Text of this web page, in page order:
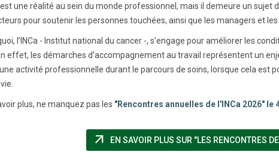
est une réalité au sein du monde professionnel, mais il demeure un sujet
pour soutenir les personnes touchées, ainsi que les managers et les
l’INCa - Institut national du cancer -, s’engage pour améliorer les
effet, les démarches d’accompagnement au travail représentent un
activité professionnelle durant le parcours de soins, lorsque cela est
plus, ne manquez pas les "Rencontres annuelles de l'INCa 2026" le
arrow_outward EN SAVOIR PLUS SUR "LES RENCONTRES